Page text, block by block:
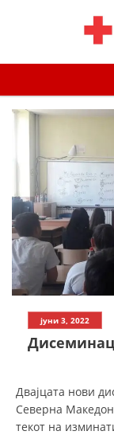
јуни 3, 2022
Двајцата нови
Северна
текот на